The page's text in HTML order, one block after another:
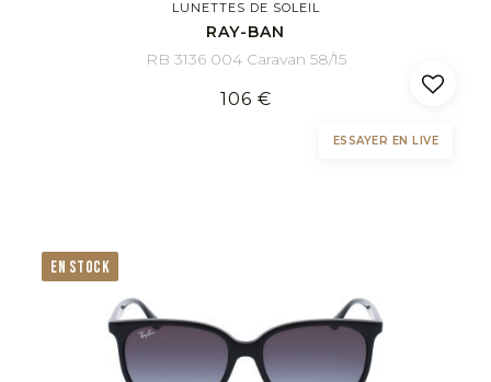
LUNETTES DE SOLEIL
RAY-BAN
RB 3136 004 Caravan 58/15
106 €
ESSAYER EN LIVE
EN STOCK